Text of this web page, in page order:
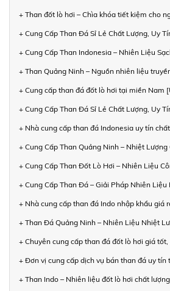
+ Than đốt lò hơi – Chìa khóa tiết kiệm cho
+ Cung Cấp Than Đá Sỉ Lẻ Chất Lượng, Uy
+ Cung Cấp Than Indonesia – Nhiên Liệu
+ Than Quảng Ninh – Nguồn nhiên liệu
+ Cung cấp than đá đốt lò hơi tại miền Nam
+ Cung Cấp Than Đá Sỉ Lẻ Chất Lượng, Uy
+ Nhà cung cấp than đá Indonesia uy tín
+ Cung Cấp Than Quảng Ninh – Nhiệt Lượng
+ Cung Cấp Than Đốt Lò Hơi – Nhiên Liệu
+ Cung Cấp Than Đá – Giải Pháp Nhiên Liệu
+ Nhà cung cấp than đá Indo nhập khẩu giá
+ Than Đá Quảng Ninh – Nhiên Liệu Nhiệt
+ Chuyên cung cấp than đá đốt lò hơi giá
+ Đơn vị cung cấp dịch vụ bán than đá uy tín
+ Than Indo – Nhiên liệu đốt lò hơi chất